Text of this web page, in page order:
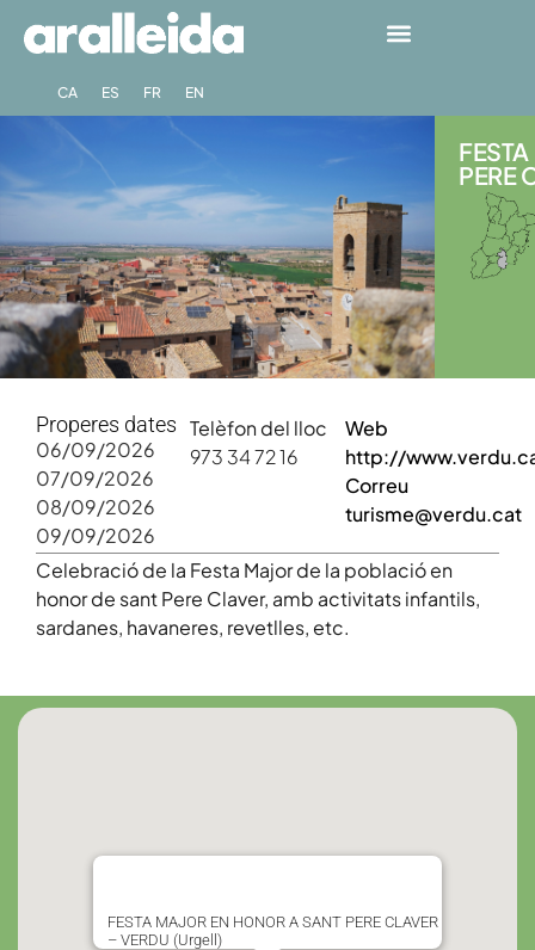
CA ES FR EN
PERE
Properes dates
06/09/2026
07/09/2026
08/09/2026
09/09/2026
Telèfon del lloc
973 34 72 16
Web
http://
Correu
turisme@verdu.cat
Celebració de la Festa Major de la població en
honor de sant Pere Claver, amb activitats infantils,
sardanes, havaneres, revetlles, etc.
FESTA MAJOR EN HONOR A SANT PERE CLAVER
– VERDU (Urgell)